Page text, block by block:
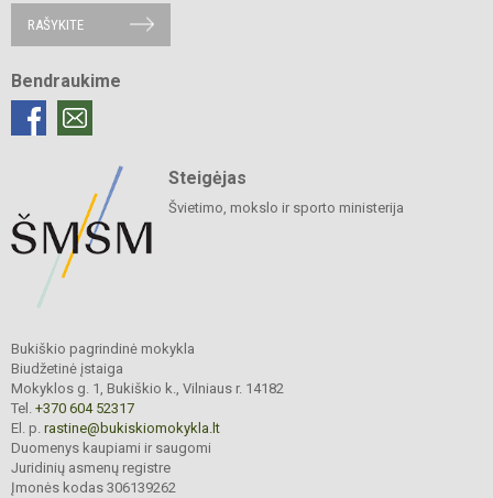
RAŠYKITE
Bendraukime
Steigėjas
Švietimo, mokslo ir sporto ministerija
Bukiškio pagrindinė mokykla
Biudžetinė įstaiga
Mokyklos g. 1, Bukiškio k., Vilniaus r. 14182
Tel. +370 604 52317
El. p. rastine@bukiskiomokykla.lt
Duomenys kaupiami ir saugomi
Juridinių asmenų registre
Įmonės kodas 306139262